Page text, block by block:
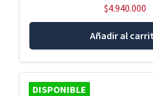
$4.940.000
Añadir al
DISPONIBLE